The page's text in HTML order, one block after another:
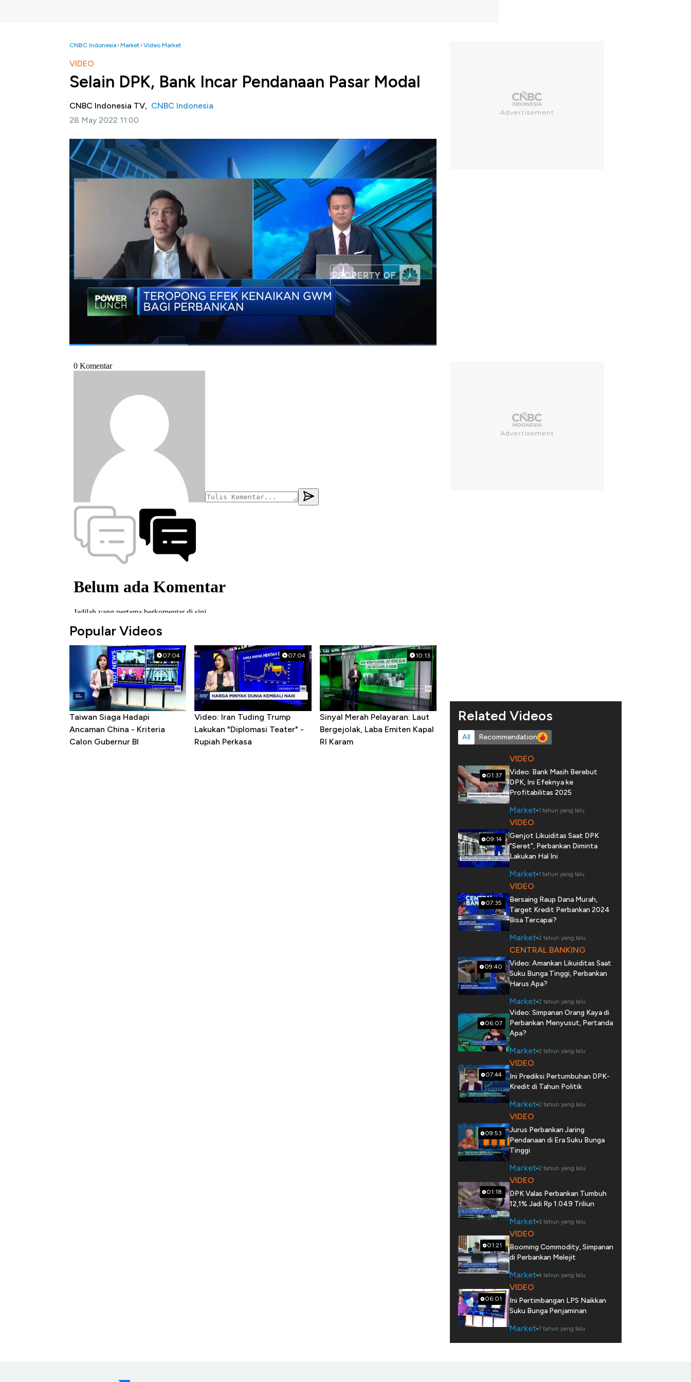
CNBC Indonesia Market Video Market
VIDEO
Selain DPK, Bank Incar Pendanaan Pasar Modal
CNBC Indonesia TV, CNBC Indonesia
28 May 2022 11:00
Jakarta, CNBC Indonesia-
Perbankan terus mencermati dampak normalisasi kebijakan moneter
bank sentral global terhadap likuiditas dan sumber pendanaan.
SVP Treasury & Markets Bank DBS Indonesia, Tony M. Suryo Mulyono menyampaikan potensi pasar
modal sebagai sumber pendanaan bank selain dana pihak ketiga (DPK).
Seperti apa dampak normalisasi kebijakan moneter terhadap bisnis perbankan? Selengkapnya simak
dialog Bramudya Prabowo dengan SVP Treasury & Markets Bank DBS Indonesia, Tony M. Suryo
Mulyono dalam Power Lunch, CNBC Indonesia (Rabu, 25/05/2022)
Bagikan:
#dbs indonesia #normalisasi moneter
Popular Videos
07:04
Taiwan Siaga Hadapi
Ancaman China - Kriteria
Calon Gubernur BI
07:04
Video: Iran Tuding Trump
Lakukan "Diplomasi Teater" -
Rupiah Perkasa
10:13
Sinyal Merah Pelayaran: Laut
Bergejolak, Laba Emiten Kapal
RI Karam
Related Videos
All Recommendation
01:37
VIDEO
Video: Bank Masih Berebut
DPK, Ini Efeknya ke
Profitabilitas 2025
Market 1 tahun yang lalu
09:14
VIDEO
Genjot Likuiditas Saat DPK
"Seret", Perbankan Diminta
Lakukan Hal Ini
Market 1 tahun yang lalu
07:35
VIDEO
Bersaing Raup Dana Murah,
Target Kredit Perbankan 2024
Bisa Tercapai?
Market 2 tahun yang lalu
09:40
CENTRAL BANKING
Video: Amankan Likuiditas Saat
Suku Bunga Tinggi, Perbankan
Harus Apa?
Market 2 tahun yang lalu
06:07
Video: Simpanan Orang Kaya di
Perbankan Menyusut, Pertanda
Apa?
Market 2 tahun yang lalu
07:44
VIDEO
Ini Prediksi Pertumbuhan DPK-
Kredit di Tahun Politik
Market 2 tahun yang lalu
09:53
VIDEO
Jurus Perbankan Jaring
Pendanaan di Era Suku Bunga
Tinggi
Market 2 tahun yang lalu
01:18
VIDEO
DPK Valas Perbankan Tumbuh
12,1% Jadi Rp 1.049 Triliun
Market 3 tahun yang lalu
01:21
VIDEO
Booming Commodity, Simpanan
di Perbankan Melejit
Market 4 tahun yang lalu
06:01
VIDEO
Ini Pertimbangan LPS Naikkan
Suku Bunga Penjaminan
Market 7 tahun yang lalu